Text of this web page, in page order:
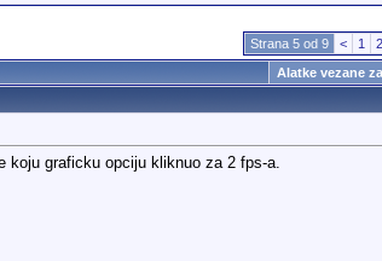
Strana 5 od 9 < 1 2
Alatke vezane
koju graficku opciju kliknuo za 2 fps-a.